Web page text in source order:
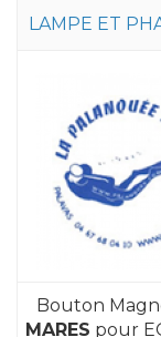
LAMPE ET
Bouton
MARES pour